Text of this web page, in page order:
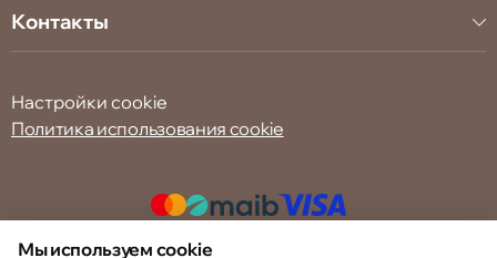
Контакты
Настройки cookie
Политика использования cookie
Мы используем cookie